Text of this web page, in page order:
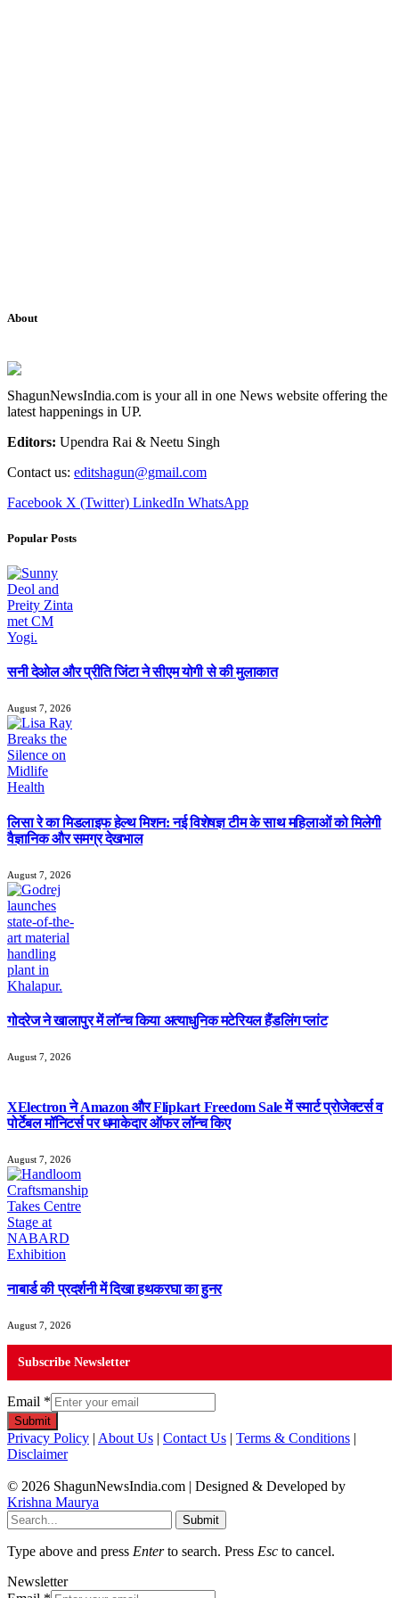
About
ShagunNewsIndia.com is your all in one News website offering the
latest happenings in UP.
Editors: Upendra Rai & Neetu Singh
Contact us: editshagun@gmail.com
Facebook X (Twitter) LinkedIn WhatsApp
Popular Posts
सनी देओल और प्रीति जिंटा ने सीएम योगी से की मुलाकात
August 7, 2026
लिसा रे का मिडलाइफ हेल्थ मिशन: नई विशेषज्ञ टीम के साथ महिलाओं को मिलेगी
वैज्ञानिक और समग्र देखभाल
August 7, 2026
गोदरेज ने खालापुर में लॉन्च किया अत्याधुनिक मटेरियल हैंडलिंग प्लांट
August 7, 2026
XElectron ने Amazon और Flipkart Freedom Sale में स्मार्ट प्रोजेक्टर्स व
पोर्टेबल मॉनिटर्स पर धमाकेदार ऑफर लॉन्च किए
August 7, 2026
नाबार्ड की प्रदर्शनी में दिखा हथकरघा का हुनर
August 7, 2026
Subscribe Newsletter
Email *
Submit
Privacy Policy | About Us | Contact Us | Terms & Conditions |
Disclaimer
© 2026 ShagunNewsIndia.com | Designed & Developed by
Krishna Maurya
Submit
Type above and press Enterto search. Press Esc to cancel.
Newsletter